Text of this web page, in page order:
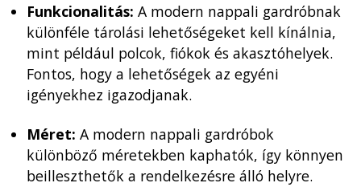
Funkcionalitás: A modern nappali gardróbnak
különféle tárolási lehetőségeket kell kínálnia,
mint például polcok, fiókok és akasztóhelyek.
Fontos, hogy a lehetőségek az egyéni
igényekhez igazodjanak.
Méret: A modern nappali gardróbok
különböző méretekben kaphatók, így könnyen
beilleszthetők a rendelkezésre álló helyre.